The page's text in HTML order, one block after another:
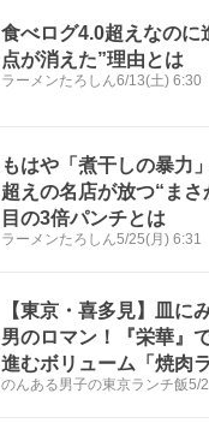
食べログ4.0超えなの
点が消えた”理由とは
ラーメンたろしん6/13(土) 6:30
もはや「煮干しの暴力
超えの名店が放つ“ま
目の3倍パンチとは
ラーメンたろしん5/25(月) 6:31
【東京・喜多見】皿に
男のロマン！『栄華』
進むボリューム「焼肉ラ
のんある男子の東京ランチ飯5/